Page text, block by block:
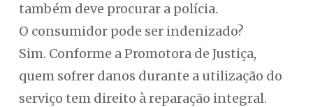
também deve procurar a polícia.
O consumidor pode ser indenizado?
Sim. Conforme a Promotora de Justiça,
quem sofrer danos durante a utilização do
serviço tem direito à reparação integral.